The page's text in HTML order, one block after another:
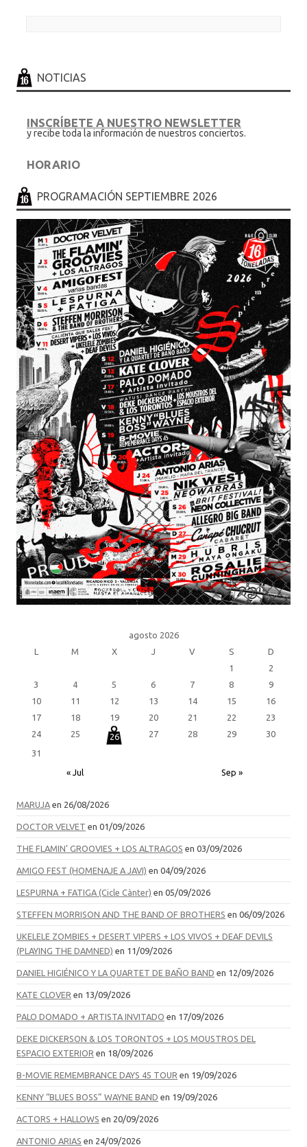
o
NOTICIAS
INSCRÍBETE A NUESTRO NEWSLETTER
y recibe toda la información de nuestros conciertos.
HORARIO
.... en sesion de discoteca hasta las 6.30h
PROGRAMACIÓN SEPTIEMBRE 2026
agosto 2026
L
M X J V S D
« Jul Sep »
1
2
3
4 5 6 7 8
9
10
11 12 13 14 15
16
17
18 19 20 21 22
23
24
25 26 27 28 29
30
31
MARUJA en 26/08/2026
DOCTOR VELVET en 01/09/2026
THE FLAMIN’ GROOVIES + LOS ALTRAGOS en 03/09/2026
AMIGO FEST (HOMENAJE A JAVI) en 04/09/2026
LESPURNA + FATIGA (Cicle Cànter) en 05/09/2026
STEFFEN MORRISON AND THE BAND OF BROTHERS en 06/09/2026
UKELELE ZOMBIES + DESERT VIPERS + LOS VIVOS + DEAF DEVILS
(PLAYING THE DAMNED) en 11/09/2026
DANIEL HIGIÉNICO Y LA QUARTET DE BAÑO BAND en 12/09/2026
KATE CLOVER en 13/09/2026
PALO DOMADO + ARTISTA INVITADO en 17/09/2026
DEKE DICKERSON & LOS TORONTOS + LOS MOUSTROS DEL
ESPACIO EXTERIOR en 18/09/2026
B-MOVIE REMEMBRANCE DAYS 45 TOUR en 19/09/2026
KENNY “BLUES BOSS” WAYNE BAND en 19/09/2026
ACTORS + HALLOWS en 20/09/2026
ANTONIO ARIAS en 24/09/2026